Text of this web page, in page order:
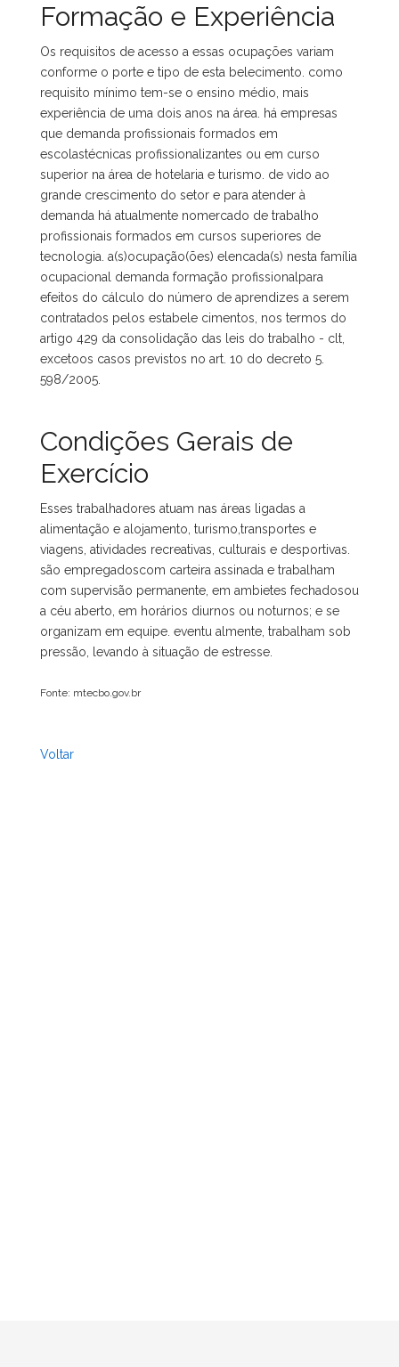
Formação e Experiência
Os requisitos de acesso a essas ocupações variam
conforme o porte e tipo de esta belecimento. como
requisito mínimo tem-se o ensino médio, mais
experiência de uma dois anos na área. há empresas
que demanda profissionais formados em
escolastécnicas profissionalizantes ou em curso
superior na área de hotelaria e turismo. de vido ao
grande crescimento do setor e para atender à
demanda há atualmente nomercado de trabalho
profissionais formados em cursos superiores de
tecnologia. a(s)ocupação(ões) elencada(s) nesta família
ocupacional demanda formação profissionalpara
efeitos do cálculo do número de aprendizes a serem
contratados pelos estabele cimentos, nos termos do
artigo 429 da consolidação das leis do trabalho - clt,
excetoos casos previstos no art. 10 do decreto 5.
598/2005.
Condições Gerais de
Exercício
Esses trabalhadores atuam nas áreas ligadas a
alimentação e alojamento, turismo,transportes e
viagens, atividades recreativas, culturais e desportivas.
são empregadoscom carteira assinada e trabalham
com supervisão permanente, em ambietes fechadosou
a céu aberto, em horários diurnos ou noturnos; e se
organizam em equipe. eventu almente, trabalham sob
pressão, levando à situação de estresse.
Fonte: mtecbo.gov.br
Voltar